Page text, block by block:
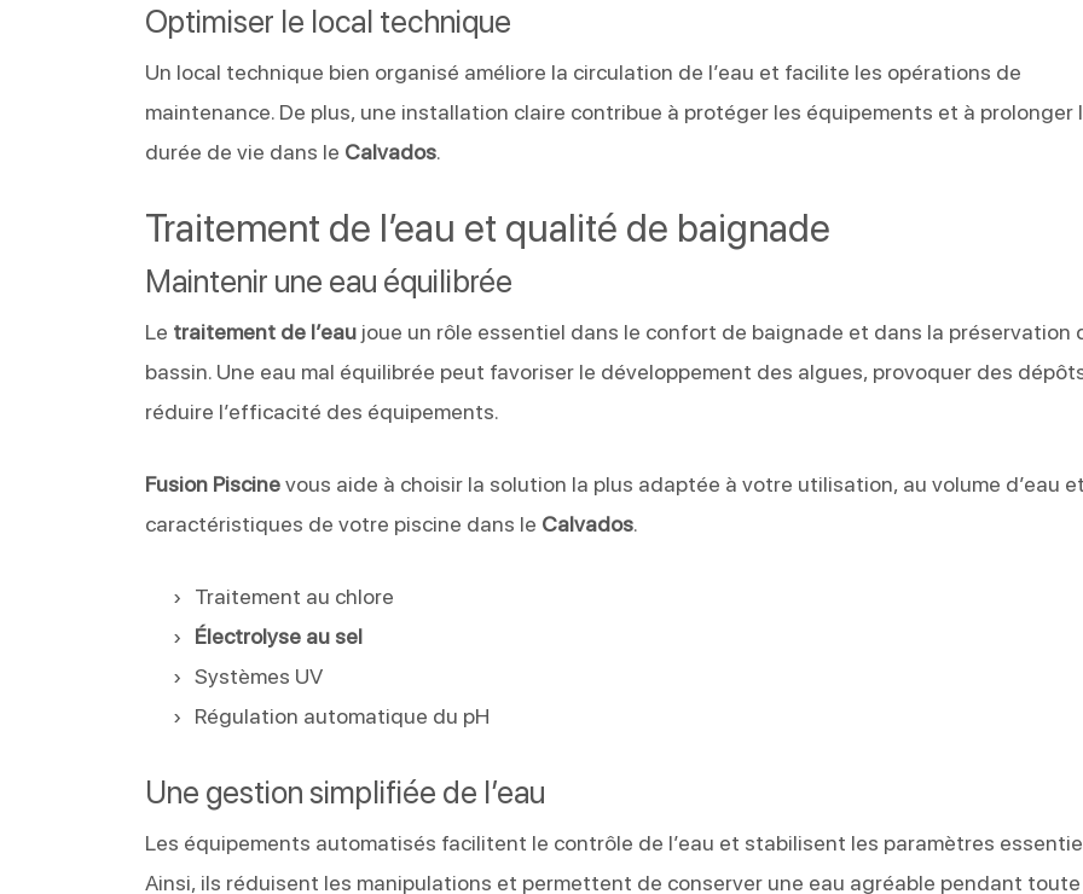
Optimiser le local technique
Un local technique bien organisé améliore la circulation de l’eau et facilite les opérations de
maintenance. De plus, une installation claire contribue à protéger les équipements et à prolonger
durée de vie dans le Calvados.
Traitement de l’eau et qualité de baignade
Maintenir une eau équilibrée
Le traitement de l’eau joue un rôle essentiel dans le confort de baignade et dans la préservation
bassin. Une eau mal équilibrée peut favoriser le développement des algues, provoquer des
réduire l’efficacité des équipements.
Fusion Piscinevous aide à choisir la solution la plus adaptée à votre utilisation, au volume d’eau
caractéristiques de votre piscine dans le Calvados.
Traitement au chlore
Électrolyse au sel
Systèmes UV
Régulation automatique du pH
Une gestion simplifiée de l’eau
Les équipements automatisés facilitent le contrôle de l’eau et stabilisent les paramètres
Ainsi, ils réduisent les manipulations et permettent de conserver une eau agréable pendant